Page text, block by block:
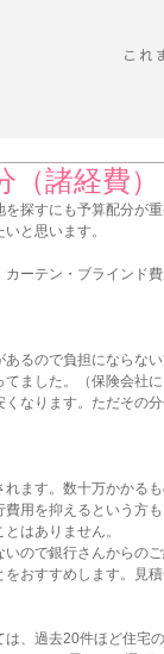
これ
諸経費）
探すにも予算配分が重
と思います。
ーテン・ブラインド
るので負担にならない
ました。（保険会社
なります。ただその
ます。数十万かかるも
用を抑えるという方も
はありません。
ので銀行さんからの
おすすめします。見
、過去20件ほど住宅